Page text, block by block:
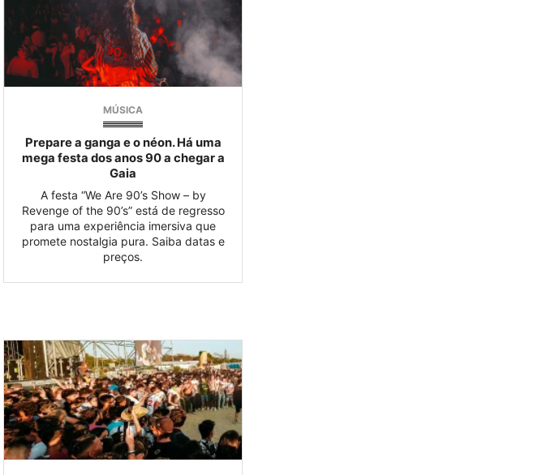
MÚSICA
Prepare a ganga e o néon. Há uma
mega festa dos anos 90 a chegar a
Gaia
A festa “We Are 90’s Show – by
Revenge of the 90’s” está de regresso
para uma experiência imersiva que
promete nostalgia pura. Saiba datas e
preços.